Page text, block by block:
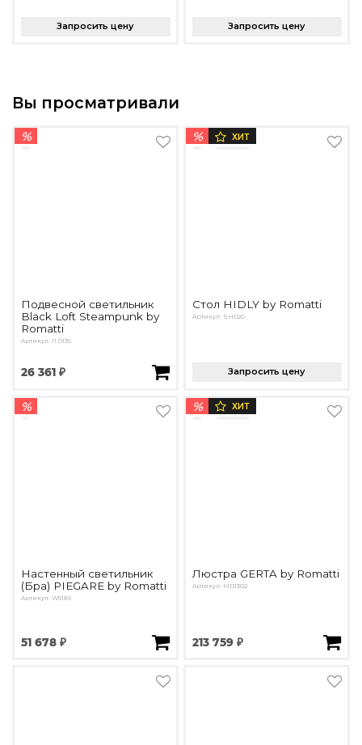
Запросить цену Запросить цену
Вы просматривали
%
Подвесной светильник
Black Loft Steampunk by
Romatti
Артикул: Л 0136
26 361 ₽
% ХИТ
Стол HIDLY by Romatti
Артикул: SH020
Запросить цену
%
Настенный светильник
(Бра) PIEGARE by Romatti
Артикул: W5189
51 678 ₽
% ХИТ
Люстра GERTA by Romatti
Артикул: MD1302
213 759 ₽